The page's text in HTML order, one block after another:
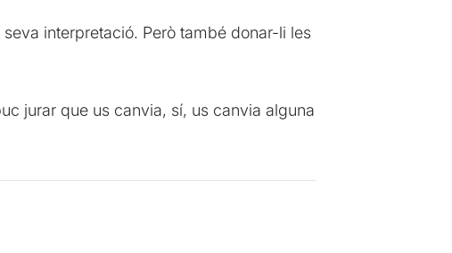
interpretació. Però també donar-li les
jurar que us canvia, sí, us canvia alguna